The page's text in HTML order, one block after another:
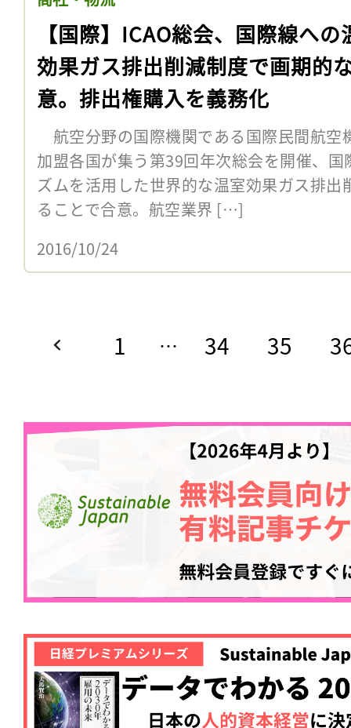
【国際】ICAO総会、国際線への
効果ガス排出削減制度で画期的
意。排出権購入を義務化
航空分野の国際機関である国際民間航空
加盟各国が集う第39回年次総会を開催、
ズムを活用した世界的な温室効果ガス排出
ることで合意。航空業界 […]
2016/10/24
1 … 34 35